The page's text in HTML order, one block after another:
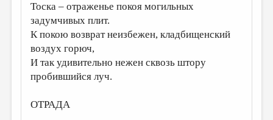
ЦИКЛЫ ПУБЛИКАЦИЙ
ТРЕДИАКОВСКИЙ
МЕДИА
ВКОНТАКТЕ
Тоска – отраженье покоя могильных
задумчивых плит.
К покою возврат неизбежен, кладбищенский
воздух горюч,
И так удивительно нежен сквозь штору
пробившийся луч.
ОТРАДА